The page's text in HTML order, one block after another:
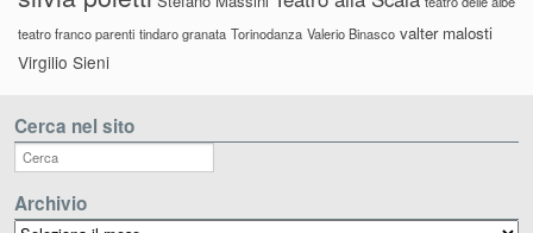
teatro franco parenti tindaro granata Torinodanza Valerio Binasco valter malosti
Virgilio Sieni
Cerca nel sito
Archivio
Archivio